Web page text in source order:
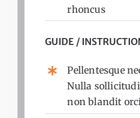
rhoncus
GUIDE /
Pellentesque
Nulla
non blandit